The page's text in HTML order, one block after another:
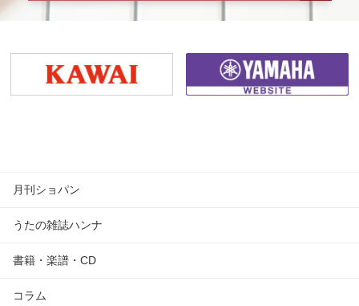
月刊ショパン
うたの雑誌ハンナ
書籍・楽譜・CD
コラム